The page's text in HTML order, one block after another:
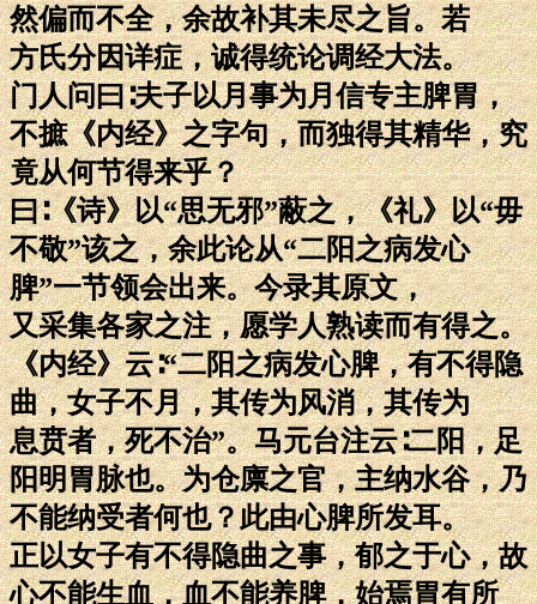
然偏而不全，余故补其未尽之旨。若
方氏分因详症，诚得统论调经大法。
门人问曰∶夫子以月事为月信专主脾胃，
不摭《内经》之字句，而独得其精华，究
竟从何节得来乎？
曰∶《诗》以“思无邪”蔽之，《礼》以“毋
不敬”该之，余此论从“二阳之病发心
脾”一节领会出来。今录其原文，
又采集各家之注，愿学人熟读而有得之。
《内经》云∶“二阳之病发心脾，有不得隐
曲，女子不月，其传为风消，其传为
息贲者，死不治”。马元台注云∶二阳，足
阳明胃脉也。为仓廪之官，主纳水谷，乃
不能纳受者何也？此由心脾所发耳。
正以女子有不得隐曲之事，郁之于心，故
心不能生血，血不能养脾，始焉胃有所